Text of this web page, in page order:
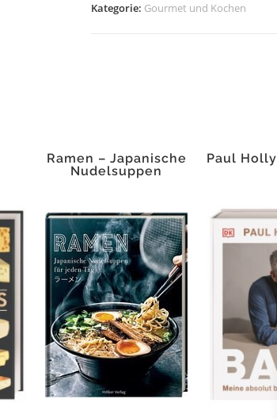
Kategorie: Gourmet und Kochen
Ramen – Japanische
Nudelsuppen
Paul